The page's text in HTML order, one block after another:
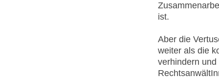
ist.
Aber die
weiter als die
verhindern